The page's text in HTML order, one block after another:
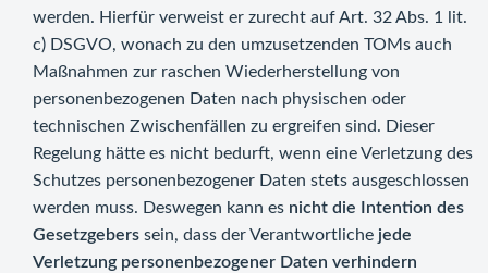
werden. Hierfür verweist er zurecht auf Art. 32 Abs. 1 lit.
c) DSGVO, wonach zu den umzusetzenden TOMs auch
Maßnahmen zur raschen Wiederherstellung von
personenbezogenen Daten nach physischen oder
technischen Zwischenfällen zu ergreifen sind. Dieser
Regelung hätte es nicht bedurft, wenn eine Verletzung des
Schutzes personenbezogener Daten stets ausgeschlossen
werden muss. Deswegen kann es nicht die Intention des
Gesetzgebers sein, dass der Verantwortliche jede
Verletzung personenbezogener Daten verhindern